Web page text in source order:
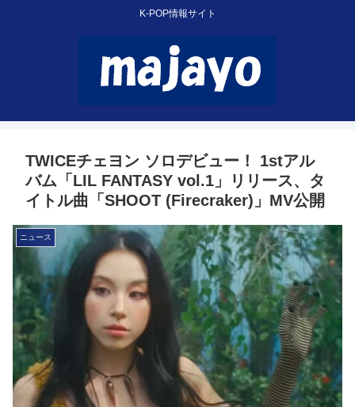
K-POP情報サイト
TWICEチェヨン ソロデビュー！ 1stアル
バム「LIL FANTASY vol.1」リリース、タ
イトル曲「SHOOT (Firecraker)」MV公開
ニュース